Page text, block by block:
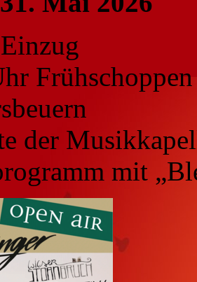
der
mit